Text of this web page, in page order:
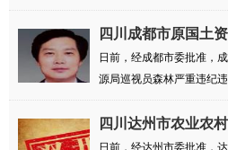
四川成都市原国土
纪...
日前，经成都市委批准，
源局巡视员森林严重违纪
四川达州市农业农
日前，经达州市委批准，